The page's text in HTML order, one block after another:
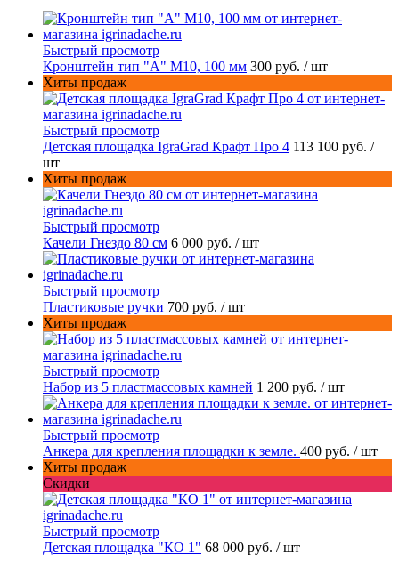
Быстрый просмотр
Кронштейн тип "A" M10, 100 мм 300 руб. / шт
Хиты продаж
Быстрый просмотр
Детская площадка IgraGrad Крафт Про 4 113 100 руб. /
шт
Хиты продаж
Быстрый просмотр
Качели Гнездо 80 см 6 000 руб. / шт
Быстрый просмотр
Пластиковые ручки 700 руб. / шт
Хиты продаж
Быстрый просмотр
Набор из 5 пластмассовых камней 1 200 руб. / шт
Быстрый просмотр
Анкера для крепления площадки к земле. 400 руб. / шт
Хиты продаж
Скидки
Быстрый просмотр
Детская площадка "КО 1" 68 000 руб. / шт